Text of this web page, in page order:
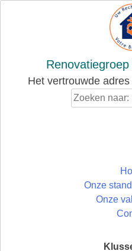
Renovatiegroep
Het vertrouwde
Onze
Onze